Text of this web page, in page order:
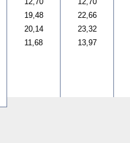
19,48
22,66
20,14
23,32
11,68 13,97